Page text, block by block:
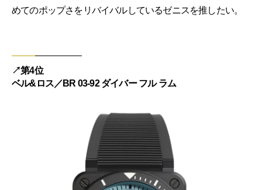
めてのポップさをリバイバルしているゼニスを推したい。
↗︎第4位
ベル&ロス／BR 03-92 ダイバー フル ラム